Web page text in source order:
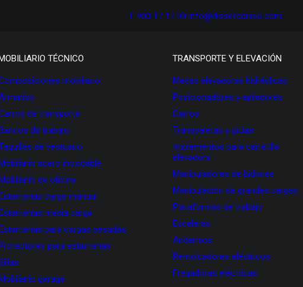
T. 900 17 17 00 info@dissetodiseo.com
TÉCNICO
mobiliario
de transporte
de trabajo
de vestuario
acero inoxidable
de oficina
carga manual
media carga
para cargas pesadas
para estanterías
garage
TRANSPORTE Y ELEVACIÓN
Mesas elevadoras hidráulicas
Posicionadores y apiladores
Carros
Transpaletas y grúas
Implementos para carretilla
elevadora
Manipuladores de bidones
Manipulación de grandes cargas
Plataformas de trabajo
Escaleras
Andamios
Remolcadores eléctricos
Fregadoras eléctricas